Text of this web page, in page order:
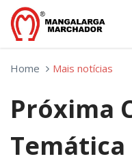
Home Mais notícias
Próxima
Temática